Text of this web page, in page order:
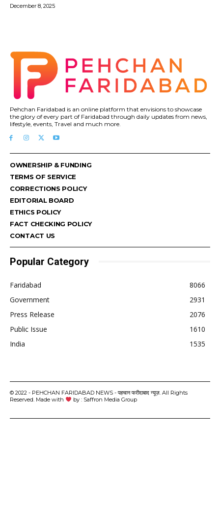
December 8, 2025
Pehchan Faridabad is an online platform that envisions to showcase
the glory of every part of Faridabad through daily updates from news,
lifestyle, events, Travel and much more.
OWNERSHIP & FUNDING
TERMS OF SERVICE
CORRECTIONS POLICY
EDITORIAL BOARD
ETHICS POLICY
FACT CHECKING POLICY
CONTACT US
Popular Category
Faridabad
8066
Government
2931
Press Release
2076
Public Issue
1610
India
1535
© 2022 - PEHCHAN FARIDABAD NEWS - पहचान फरीदाबाद न्यूज़. All Rights
Reserved. Made with
by : Saffron Media Group